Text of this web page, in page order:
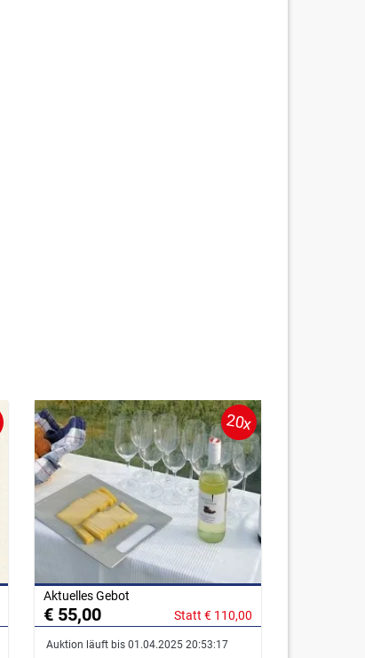
20x
Aktuelles Gebot
€ 55,00 Statt € 110,00
Auktion läuft bis 01.04.2025 20:53:17